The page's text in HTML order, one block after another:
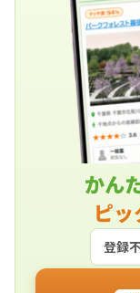
かん
ピ
登録